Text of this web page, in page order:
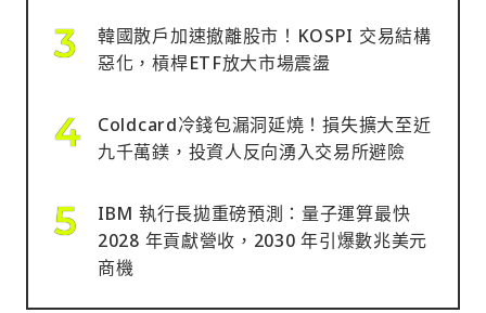
韓國散戶加速撤離股市！KOSPI 交易結構
惡化，槓桿ETF放大市場震盪
Coldcard冷錢包漏洞延燒！損失擴大至近
九千萬鎂，投資人反向湧入交易所避險
IBM 執行長拋重磅預測：量子運算最快
2028 年貢獻營收，2030 年引爆數兆美元
商機